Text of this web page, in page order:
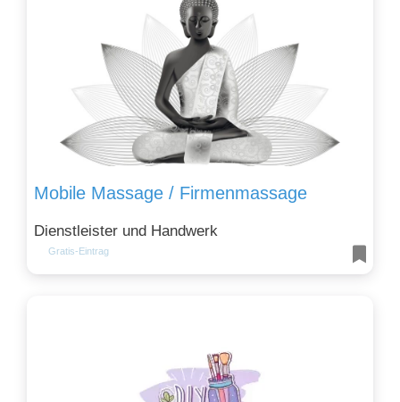
Mobile Massage / Firmenmassage
Dienstleister und Handwerk
Gratis-Eintrag